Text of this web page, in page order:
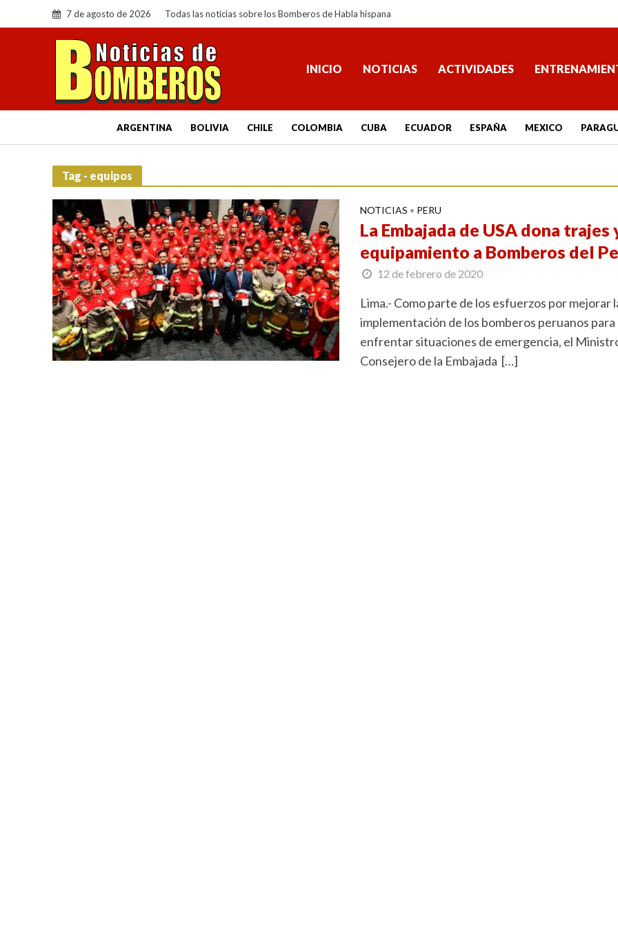
7 de agosto de 2026 Todas las noticias sobre los Bomberos de Habla hispana
INICIO NOTICIAS ACTIVIDADES
ARGENTINA BOLIVIA CHILE COLOMBIA CUBA ECUADOR ESPAÑA MEXICO
Tag - equipos
NOTICIAS • PERU
La Embajada de USA dona trajes
equipamiento a Bomberos del
12 de febrero de 2020
Lima.- Como parte de los esfuerzos por mejorar
implementación de los bomberos peruanos para
enfrentar situaciones de emergencia, el
Consejero de la Embajada […]